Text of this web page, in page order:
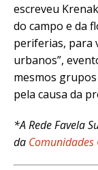
escreveu
do campo e da
periferias, para
urbanos”,
mesmos
pela causa da
*A Rede Favela
da